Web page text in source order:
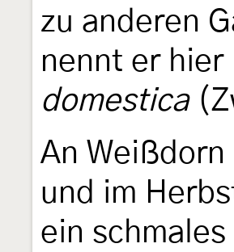
zu anderen
nennt er hier
domestica
An Weißdorn
und im
ein